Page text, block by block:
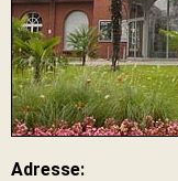
Adresse: